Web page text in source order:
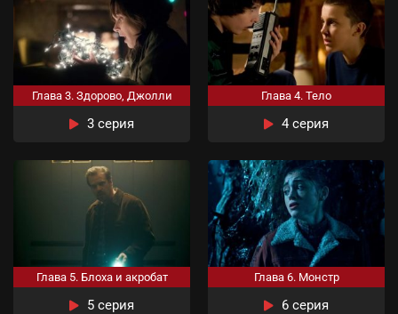
Глава 3. Здорово, Джолли
3 серия
Глава 4. Тело
4 серия
Глава 5. Блоха и акробат
5 серия
Глава 6. Монстр
6 серия